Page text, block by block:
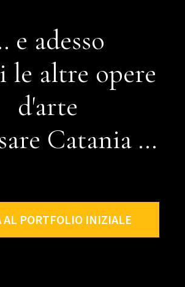
e adesso
le altre opere
d'arte
Catania ...
AL PORTFOLIO INIZIALE